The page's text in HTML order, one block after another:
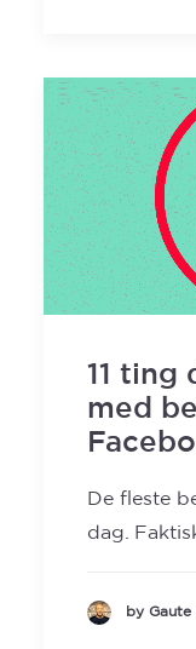
11 ting
med
De fleste
dag.
by Gaute